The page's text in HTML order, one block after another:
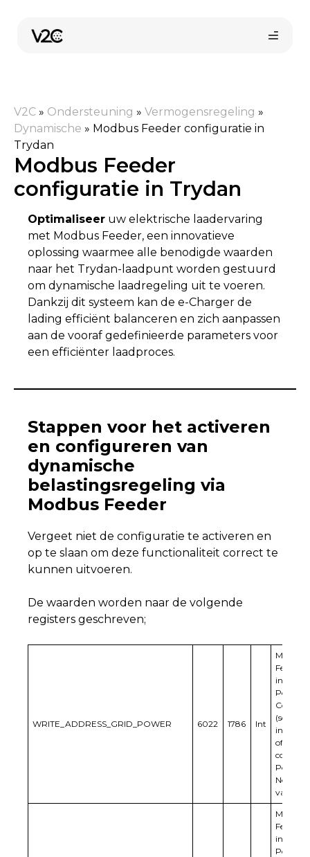
Online kopen
V2C » Ondersteuning » Vermogensregeling »
Dynamische » Modbus Feeder configuratie in
Trydan
Modbus Feeder
configuratie in Trydan
Optimaliseer uw elektrische laadervaring
met Modbus Feeder, een innovatieve
oplossing waarmee alle benodigde waarden
naar het Trydan-laadpunt worden gestuurd
om dynamische laadregeling uit te voeren.
Dankzij dit systeem kan de e-Charger de
lading efficiënt balanceren en zich aanpassen
aan de vooraf gedefinieerde parameters voor
een efficiënter laadproces.
Stappen voor het activeren
en configureren van
dynamische
belastingsregeling via
Modbus Feeder
Vergeet niet de configuratie te activeren en
op te slaan om deze functionaliteit correct te
kunnen uitvoeren.
De waarden worden naar de volgende
registers geschreven;
WRITE_ADDRESS_GRID_POWER 6022 1786 Int
Modbus
Feeder
in
Power
Control
(send
of grid
Positive
Negative
values
Modbus
Feeder
in
Power